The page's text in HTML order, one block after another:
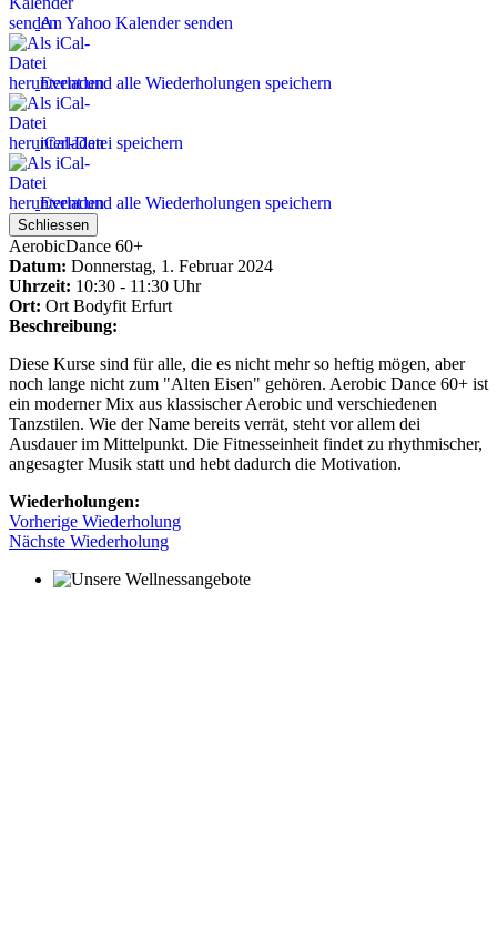
An Yahoo Kalender senden
Event und alle Wiederholungen speichern
iCal-Datei speichern
Event und alle Wiederholungen speichern
Schliessen
AerobicDance 60+
Datum: Donnerstag, 1. Februar 2024
Uhrzeit: 10:30 - 11:30 Uhr
Ort: Ort Bodyfit Erfurt
Beschreibung:
Diese Kurse sind für alle, die es nicht mehr so heftig mögen, aber
noch lange nicht zum "Alten Eisen" gehören. Aerobic Dance 60+ ist
ein moderner Mix aus klassischer Aerobic und verschiedenen
Tanzstilen. Wie der Name bereits verrät, steht vor allem dei
Ausdauer im Mittelpunkt. Die Fitnesseinheit findet zu rhythmischer,
angesagter Musik statt und hebt dadurch die Motivation.
Wiederholungen:
Vorherige Wiederholung
Nächste Wiederholung